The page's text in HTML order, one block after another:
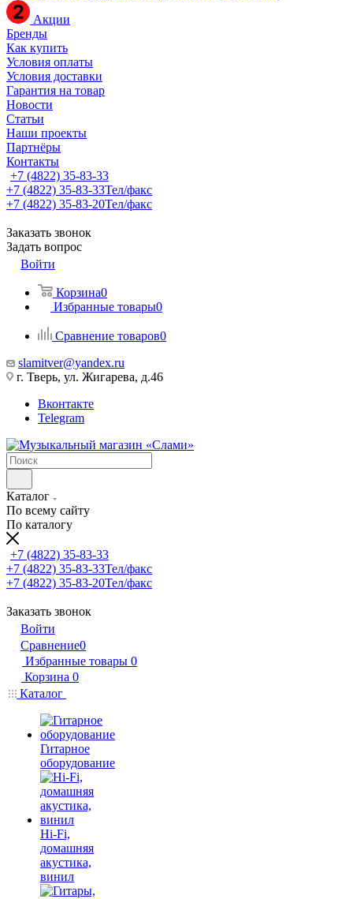
Акции
Бренды
Как купить
Условия оплаты
Условия доставки
Гарантия на товар
Новости
Статьи
Наши проекты
Партнёры
Контакты
+7 (4822) 35-83-33
+7 (4822) 35-83-33Тел/факс
+7 (4822) 35-83-20Тел/факс
Заказать звонок
Задать вопрос
Войти
Корзина0
Избранные товары0
Сравнение товаров0
slamitver@yandex.ru
г. Тверь, ул. Жигарева, д.46
Вконтакте
Telegram
Каталог
По всему сайту
По каталогу
+7 (4822) 35-83-33
+7 (4822) 35-83-33Тел/факс
+7 (4822) 35-83-20Тел/факс
Заказать звонок
Войти
Сравнение0
Избранные товары 0
Корзина 0
Каталог
Гитарное
оборудование
Hi-Fi,
домашняя
акустика,
винил